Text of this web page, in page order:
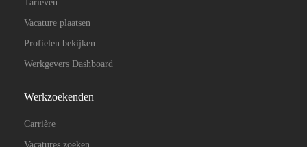
Tarieven
Vacature plaatsen
Profielen bekijken
Werkgevers Dashboard
Werkzoekenden
Carrière
Vacatures zoeken